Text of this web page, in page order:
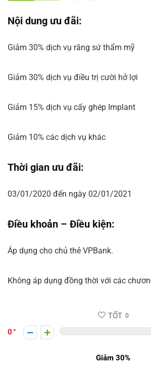
Nội dung ưu đãi:
Giảm 30% dịch vụ răng sứ thẩm mỹ
Giảm 30% dịch vụ điều trị cười hở lợi
Giảm 15% dịch vụ cấy ghép Implant
Giảm 10% các dịch vụ khác
Thời gian ưu đãi:
03/01/2020 đến ngày 02/01/2021
Điều khoản – Điều kiện:
Áp dụng cho chủ thẻ VPBank.
Không áp dụng đồng thời với các
TỐT 0
0
Giảm 30%